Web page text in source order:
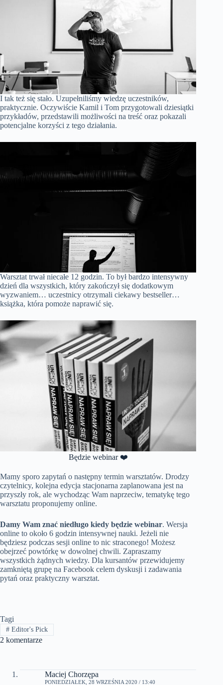
I tak też się stało. Uzupełniliśmy wiedzę uczestników,
praktycznie. Oczywiście Kamil i Tom przygotowali dziesiątki
przykładów, przedstawili możliwości na treść oraz pokazali
potencjalne korzyści z tego działania.
Warsztat trwał niecałe 12 godzin. To był bardzo intensywny
dzień dla wszystkich, który zakończył się dodatkowym
wyzwaniem… uczestnicy otrzymali ciekawy bestseller…
książka, która pomoże naprawić się.
Będzie webinar ❤️
Mamy sporo zapytań o następny termin warsztatów. Drodzy
czytelnicy, kolejna edycja stacjonarna zaplanowana jest na
przyszły rok, ale wychodząc Wam naprzeciw, tematykę tego
warsztatu proponujemy online.
Damy Wam znać niedługo kiedy będzie webinar. Wersja
online to około 6 godzin intensywnej nauki. Jeżeli nie
będziesz podczas sesji online to nic straconego! Możesz
obejrzeć powtórkę w dowolnej chwili. Zapraszamy
wszystkich żądnych wiedzy. Dla kursantów przewidujemy
zamkniętą grupę na Facebook celem dyskusji i zadawania
pytań oraz praktyczny warsztat.
Tagi
#Editor's Pick
2 komentarze
Maciej Chorzępa
PONIEDZIAŁEK, 28 WRZEŚNIA 2020 / 13:40